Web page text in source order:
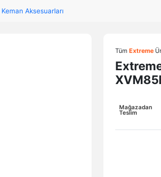
Keman Aksesuarları
Tüm Extreme
Mağazadan
Teslim